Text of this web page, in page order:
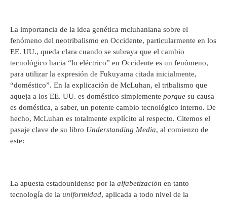
La importancia de la idea genética mcluhaniana sobre el
fenómeno del neotribalismo en Occidente, particularmente en los
EE. UU., queda clara cuando se subraya que el cambio
tecnológico hacia “lo eléctrico” en Occidente es un fenómeno,
para utilizar la expresión de Fukuyama citada inicialmente,
“doméstico”. En la explicación de McLuhan, el tribalismo que
aqueja a los EE. UU. es doméstico simplemente porque su causa
es doméstica, a saber, un potente cambio tecnológico interno. De
hecho, McLuhan es totalmente explícito al respecto. Citemos el
pasaje clave de su libro Understanding Media, al comienzo de
este:
La apuesta estadounidense por la alfabetización en tanto
tecnología de la uniformidad, aplicada a todo nivel de la